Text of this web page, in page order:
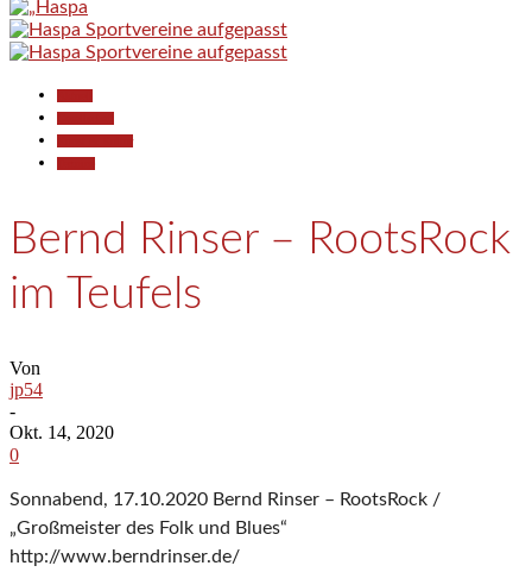
Bernd Rinser – RootsRock
im Teufels
Von
jp54
-
Okt. 14, 2020
0
Sonnabend, 17.10.2020 Bernd Rinser – RootsRock /
„Großmeister des Folk und Blues“
http://www.berndrinser.de/